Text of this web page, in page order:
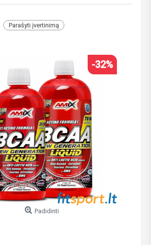
Parašyti įvertinimą
-32%
Padidinti